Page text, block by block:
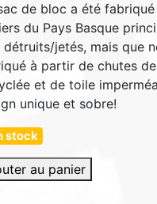
de bloc a été
du Pays Basque
détruits/jetés, mais que
à partir de chutes
et de toile
unique et sobre!
stock
au panier